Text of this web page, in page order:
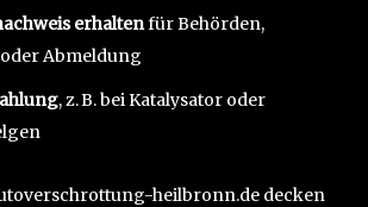
erhaltenfür Behörden,
Abmeldung
, z. B. bei Katalysator oder
heilbronn.de decken